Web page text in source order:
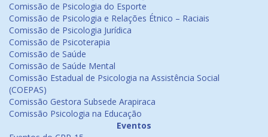
Comissão de Psicologia do Esporte
Comissão de Psicologia e Relações Étnico – Raciais
Comissão de Psicologia Jurídica
Comissão de Psicoterapia
Comissão de Saúde
Comissão de Saúde Mental
Comissão Estadual de Psicologia na Assistência Social
(COEPAS)
Comissão Gestora Subsede Arapiraca
Comissão Psicologia na Educação
Eventos